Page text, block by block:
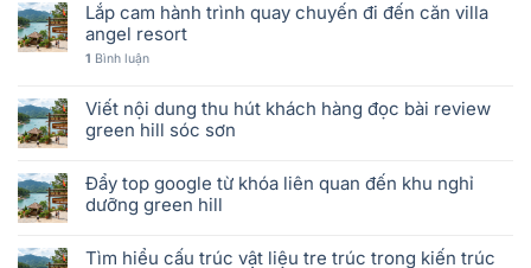
Lắp cam hành trình quay chuyến đi đến căn villa
angel resort
1 Bình luận
Viết nội dung thu hút khách hàng đọc bài review
green hill sóc sơn
Đẩy top google từ khóa liên quan đến khu nghỉ
dưỡng green hill
Tìm hiểu cấu trúc vật liệu tre trúc trong kiến trúc